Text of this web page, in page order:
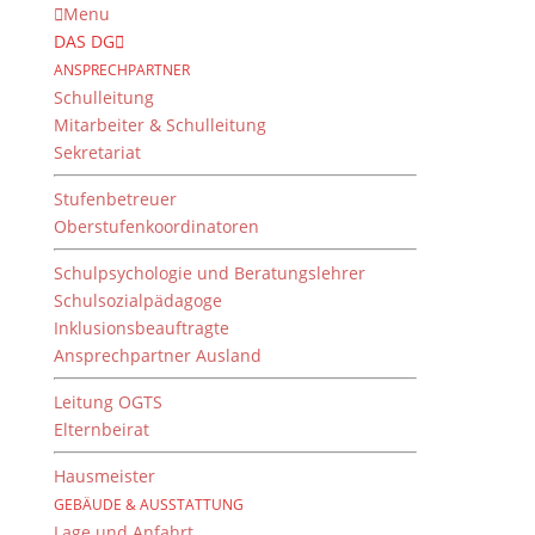
Menu
DAS DG
ANSPRECHPARTNER
Schulleitung
Mitarbeiter & Schulleitung
Sekretariat
Stufenbetreuer
Oberstufenkoordinatoren
Schulpsychologie und Beratungslehrer
Schulsozialpädagoge
Inklusionsbeauftragte
Ansprechpartner Ausland
Leitung OGTS
Elternbeirat
Hausmeister
GEBÄUDE & AUSSTATTUNG
Authentischer
Journalismus in
unruhigen Zeiten –
Kriegsjournalist Till
Mayer zu Gast am DG